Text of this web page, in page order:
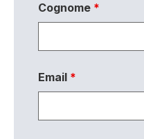
Cognome *
Email *